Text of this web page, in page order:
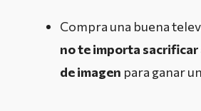
Compra una buena
no te importa sacrificar
de imagen para ganar